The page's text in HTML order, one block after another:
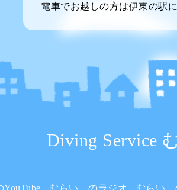
電車でお越しの方は伊東の駅
Diving Service
YouTube むらい。のラジオ むらい